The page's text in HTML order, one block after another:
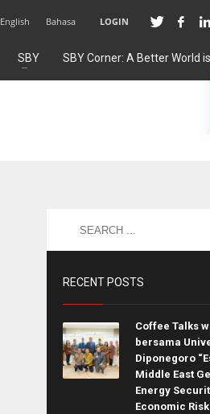
English Bahasa LOGIN
SBY SBY Corner: A Better World
RECENT POSTS
Coffee Talks
bersama
Diponegoro
Middle East
Energy
Economic